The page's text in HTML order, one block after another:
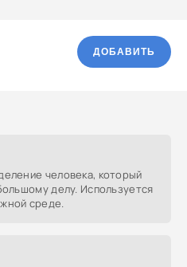
ДОБАВИТЬ
человека, который
делу. Используется
среде.